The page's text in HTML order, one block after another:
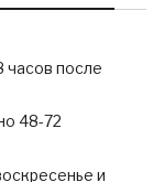
часов после
48-72
и